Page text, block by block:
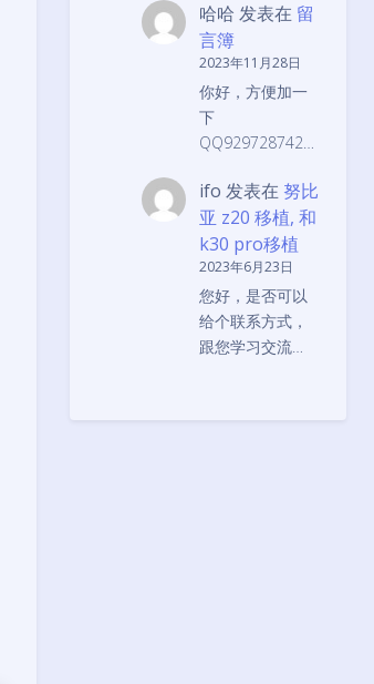
哈哈 发表在 留
言簿
2023年11月28日
你好，方便加一
下
QQ929728742…
ifo 发表在 努比
亚 z20 移植, 和
k30 pro移植
2023年6月23日
您好，是否可以
给个联系方式，
跟您学习交流…